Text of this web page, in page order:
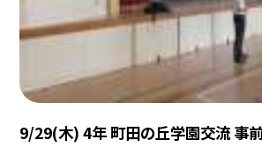
9/29(木) 4年 町田の丘学園交流 事